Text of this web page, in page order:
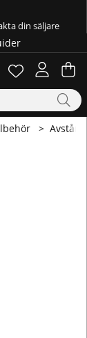
din säljare
Önskelista
Antal i
. .